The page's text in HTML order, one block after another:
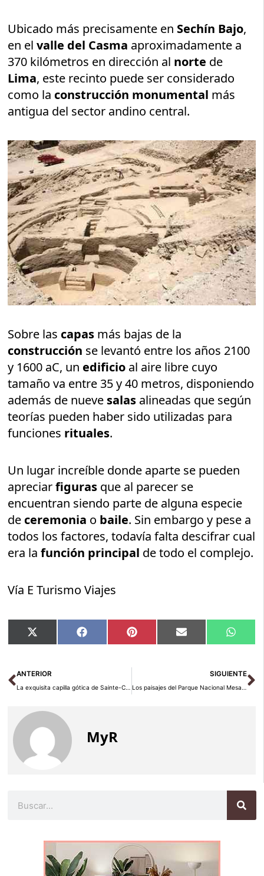
Ubicado más precisamente en Sechín Bajo,
en elvalle del Casma aproximadamente a
370 kilómetros en dirección al norte de
Lima, este recinto puede ser considerado
como la construcción monumental más
antigua del sector andino central.
Sobre las capas más bajas de la
construcción se levantó entre los años 2100
y 1600 aC, un edificio al aire libre cuyo
tamaño va entre 35 y 40 metros, disponiendo
además de nueve salas alineadas que según
teorías pueden haber sido utilizadas para
funciones rituales.
Un lugar increíble donde aparte se pueden
apreciarfiguras que al parecer se
encuentran siendo parte de alguna especie
de ceremonia o baile. Sin embargo y pese a
todos los factores, todavía falta descifrar cual
era lafunción principal de todo el complejo.
Vía E Turismo Viajes
Compartir
en
X
(Twitter)
Compartir
en
Facebook Compartir
en
Pinterest Compartir
en
Email
en
Ant
ANTERIOR
La exquisita capilla gótica de Sainte-Chapelle en París
SIGUIENTE
Los paisajes del Parque Nacional Mesa Verde
MyR